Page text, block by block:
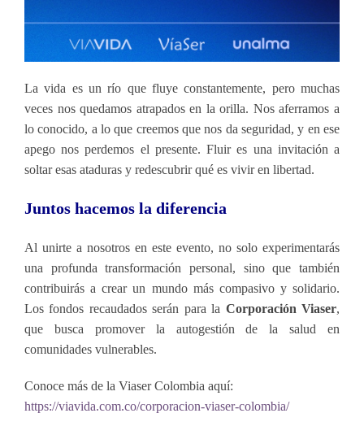
La vida es un río que fluye constantemente, pero muchas
veces nos quedamos atrapados en la orilla. Nos aferramos a
lo conocido, a lo que creemos que nos da seguridad, y en ese
apego nos perdemos el presente. Fluir es una invitación a
soltar esas ataduras y redescubrir qué es vivir en libertad.
Juntos hacemos la diferencia
Al unirte a nosotros en este evento, no solo experimentarás
una profunda transformación personal, sino que también
contribuirás a crear un mundo más compasivo y solidario.
Los fondos recaudados serán para la Corporación Viaser,
que busca promover la autogestión de la salud en
comunidades vulnerables.
Conoce más de la Viaser Colombia aquí:
https://viavida.com.co/corporacion-viaser-colombia/